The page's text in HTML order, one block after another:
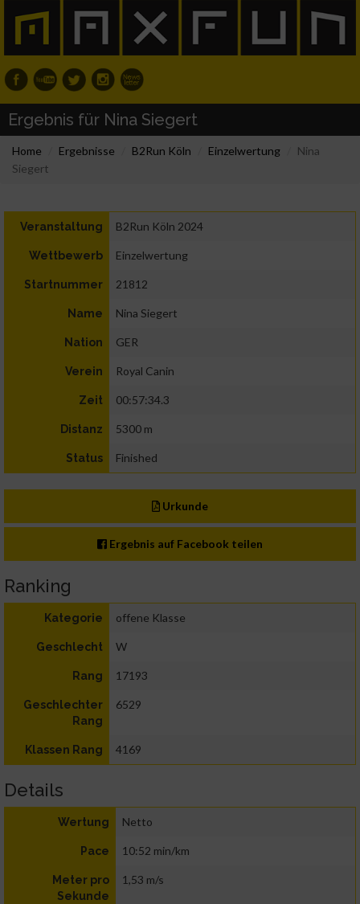
Ergebnis für Nina Siegert
Home Ergebnisse B2Run Köln Einzelwertung
Nina
Siegert
Veranstaltung B2Run Köln 2024
Wettbewerb Einzelwertung
Startnummer 21812
Name Nina Siegert
Nation GER
Verein Royal Canin
Zeit 00:57:34.3
Distanz 5300 m
Status Finished
Urkunde
Ergebnis auf Facebook teilen
Ranking
Kategorie offene Klasse
Geschlecht W
Rang 17193
Geschlechter
Rang
6529
Klassen Rang 4169
Details
Wertung Netto
Pace 10:52 min/km
Meter pro
Sekunde
1,53 m/s